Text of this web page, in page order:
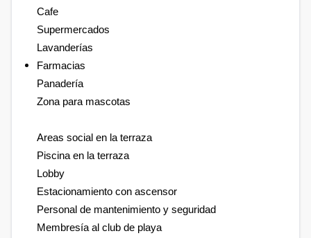
Cafe
Supermercados
Lavanderías
Farmacias
Panadería
Zona para mascotas
Areas social en la terraza
Piscina en la terraza
Lobby
Estacionamiento con ascensor
Personal de mantenimiento y seguridad
Membresía al club de playa